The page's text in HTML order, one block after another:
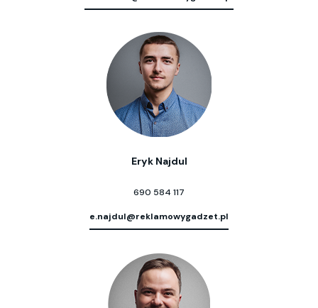
Eryk Najdul
690 584 117
e.najdul@reklamowygadzet.pl